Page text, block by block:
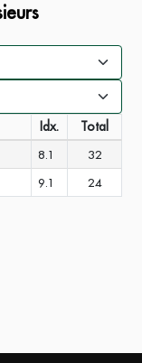
Idx. Total
8.1
32
9.1 24